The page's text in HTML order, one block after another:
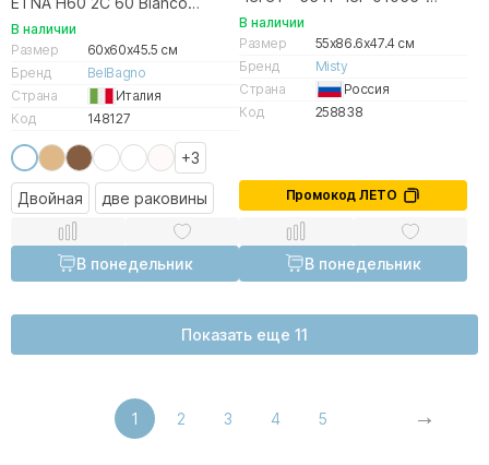
Lucido
В наличии
Размер
60x60x45.5 см
Бренд
BelBagno
Страна
Италия
Код
148127
+3
Двойная две раковины
В понедельник
01Н3Я (Раковина Гавана 120)
белая
В наличии
Размер
55x86.6x47.4 см
Бренд
Misty
Страна
Россия
Код
258838
Промокод ЛЕТО
В понедельник
Показать еще 11
1 2 3 4 5